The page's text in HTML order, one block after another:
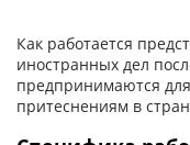
Как работается
иностранных дел
предпринимаются
притеснениям в